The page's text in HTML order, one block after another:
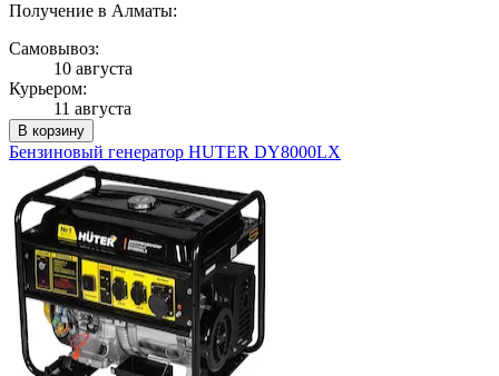
Получение в Алматы:
Самовывоз:
10 августа
Курьером:
11 августа
В корзину
Бензиновый генератор HUTER DY8000LX